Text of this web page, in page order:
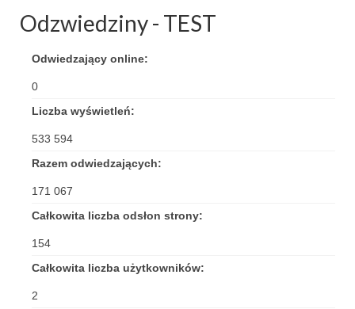
Odzwiedziny - TEST
Odwiedzający online:
0
Liczba wyświetleń:
533 594
Razem odwiedzających:
171 067
Całkowita liczba odsłon strony:
154
Całkowita liczba użytkowników:
2